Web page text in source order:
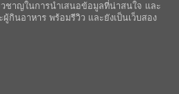
ชาญในการนำเสนอข้อมูลที่น่าสนใจ และ
กินอาหาร พร้อมรีวิว และยังเป็นเว็บสอง